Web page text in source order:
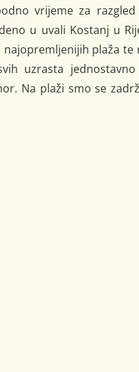
vrijeme za
u uvali Kostanj u
najopremljenijih plaža
uzrasta
Na plaži smo se